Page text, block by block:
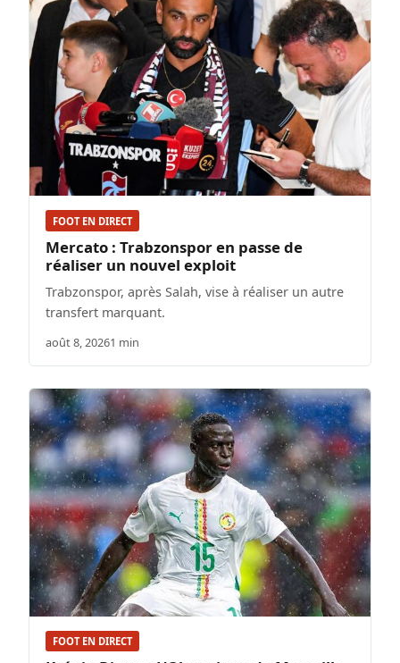
FOOT EN DIRECT
Mercato : Trabzonspor en passe de
réaliser un nouvel exploit
Trabzonspor, après Salah, vise à réaliser un autre
transfert marquant.
août 8, 20261 min
FOOT EN DIRECT